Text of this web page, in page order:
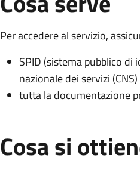
Per accedere al servizio,
SPID (sistema pubblico di
nazionale dei servizi (CNS)
tutta la documentazione
Cosa si